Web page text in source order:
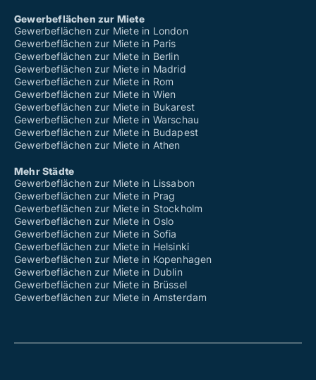
Gewerbeflächen zur Miete
Gewerbeflächen zur Miete in London
Gewerbeflächen zur Miete in Paris
Gewerbeflächen zur Miete in Berlin
Gewerbeflächen zur Miete in Madrid
Gewerbeflächen zur Miete in Rom
Gewerbeflächen zur Miete in Wien
Gewerbeflächen zur Miete in Bukarest
Gewerbeflächen zur Miete in Warschau
Gewerbeflächen zur Miete in Budapest
Gewerbeflächen zur Miete in Athen
Mehr Städte
Gewerbeflächen zur Miete in Lissabon
Gewerbeflächen zur Miete in Prag
Gewerbeflächen zur Miete in Stockholm
Gewerbeflächen zur Miete in Oslo
Gewerbeflächen zur Miete in Sofia
Gewerbeflächen zur Miete in Helsinki
Gewerbeflächen zur Miete in Kopenhagen
Gewerbeflächen zur Miete in Dublin
Gewerbeflächen zur Miete in Brüssel
Gewerbeflächen zur Miete in Amsterdam